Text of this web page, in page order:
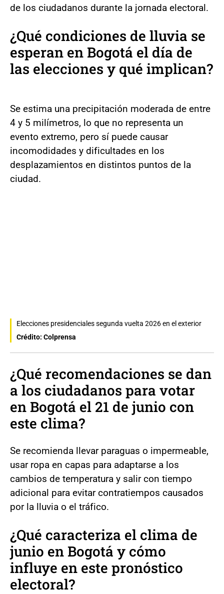
de los ciudadanos durante la jornada electoral.
¿Qué condiciones de lluvia se
esperan en Bogotá el día de
las elecciones y qué implican?
Se estima una precipitación moderada de entre
4 y 5 milímetros, lo que no representa un
evento extremo, pero sí puede causar
incomodidades y dificultades en los
desplazamientos en distintos puntos de la
ciudad.
Elecciones presidenciales segunda vuelta 2026 en el exterior
Crédito: Colprensa
¿Qué recomendaciones se dan
a los ciudadanos para votar
en Bogotá el 21 de junio con
este clima?
Se recomienda llevar paraguas o impermeable,
usar ropa en capas para adaptarse a los
cambios de temperatura y salir con tiempo
adicional para evitar contratiempos causados
por la lluvia o el tráfico.
¿Qué caracteriza el clima de
junio en Bogotá y cómo
influye en este pronóstico
electoral?